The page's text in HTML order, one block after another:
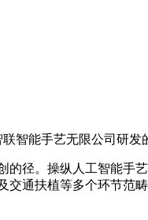
智能手艺无限公司研发
。操纵人工智能手艺
通扶植等多个环节范